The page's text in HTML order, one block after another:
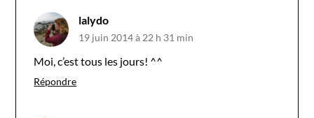
lalydo
19 juin 2014 à 22 h 31 min
Moi, c’est tous les jours! ^^
Répondre